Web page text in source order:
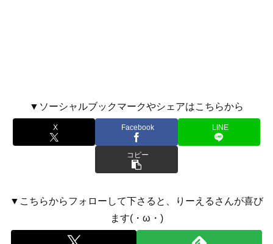
▼ソーシャルブックマークやシェアはこちらから
X Facebook LINE
コピー
▼こちらからフォローして下さると、りーえるさんが喜び
ます(・ω・)